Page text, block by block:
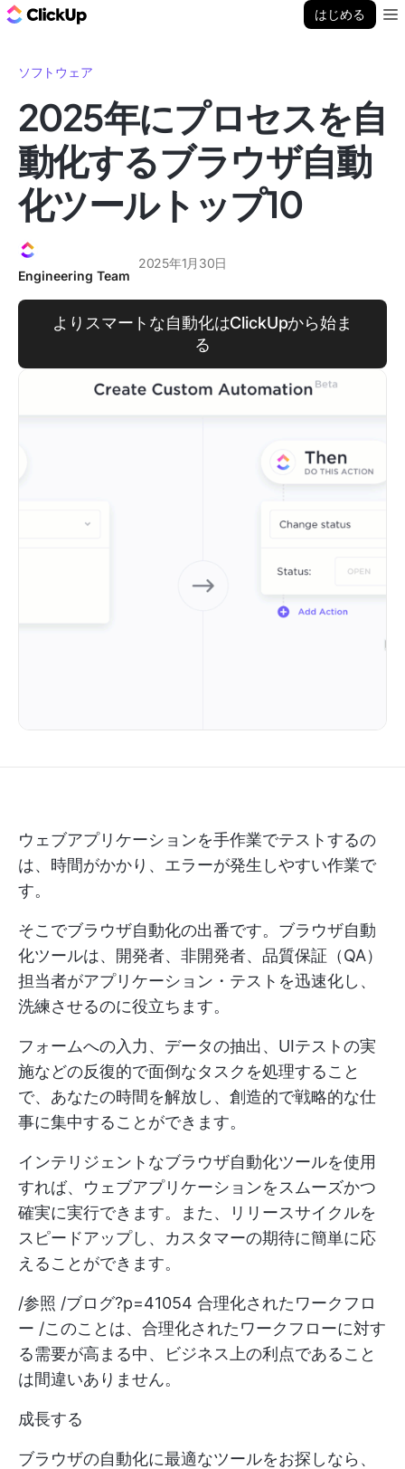
はじめる
ソフトウェア
2025年にプロセスを自
動化するブラウザ自動
化ツールトップ10
Engineering Team
2025年1月30日
よりスマートな自動化はClickUpから始ま
る
ウェブアプリケーションを手作業でテストするの
は、時間がかかり、エラーが発生しやすい作業で
す。
そこでブラウザ自動化の出番です。ブラウザ自動
化ツールは、開発者、非開発者、品質保証（QA）
担当者がアプリケーション・テストを迅速化し、
洗練させるのに役立ちます。
フォームへの入力、データの抽出、UIテストの実
施などの反復的で面倒なタスクを処理すること
で、あなたの時間を解放し、創造的で戦略的な仕
事に集中することができます。
インテリジェントなブラウザ自動化ツールを使用
すれば、ウェブアプリケーションをスムーズかつ
確実に実行できます。また、リリースサイクルを
スピードアップし、カスタマーの期待に簡単に応
えることができます。
/参照 /ブログ?p=41054 合理化されたワークフロ
ー /このことは、合理化されたワークフローに対す
る需要が高まる中、ビジネス上の利点であること
は間違いありません。
成長する
ブラウザの自動化に最適なツールをお探しなら、